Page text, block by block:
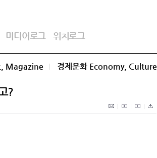
미디어로그 위치로그
Magazine 경제문화 Economy, Culture
?